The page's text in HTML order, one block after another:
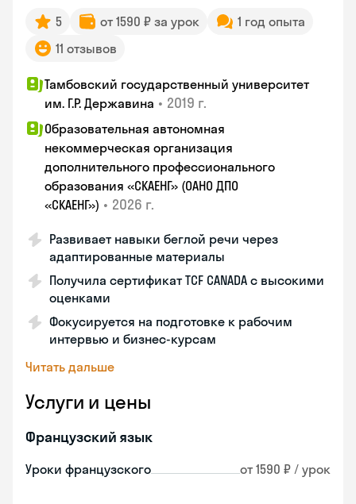
5 от 1590 ₽ за урок
1 год опыта
11 отзывов
Тамбовский государственный университет
им. Г.Р. Державина • 2019 г.
Образовательная автономная
некоммерческая организация
дополнительного профессионального
образования «СКАЕНГ» (ОАНО ДПО
«СКАЕНГ») • 2026 г.
Развивает навыки беглой речи через
адаптированные материалы
Получила сертификат TCF CANADA с высокими
оценками
Фокусируется на подготовке к рабочим
интервью и бизнес-курсам
Читать дальше
Услуги и цены
Французский язык
Уроки французского от 1590 ₽ / урок